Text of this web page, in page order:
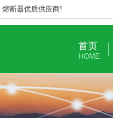
断器优质供应商!
首页
HOME